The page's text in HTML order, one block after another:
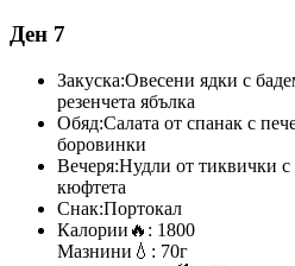
Ден 7
Закуска:Овесени ядки с
резенчета ябълка
Обяд:Салата от спанак с
боровинки
Вечеря:Нудли от тиквички с
кюфтета
Снак:Портокал
Калории 🔥: 1800
Мазнини 💧: 70г